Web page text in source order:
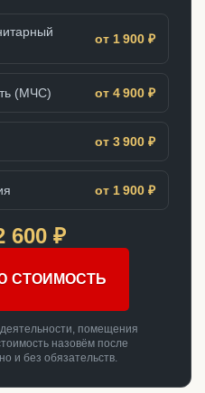
от 1 900 ₽
(МЧС) от 4 900 ₽
от 3 900 ₽
от 1 900 ₽
600 ₽
СТОИМОСТЬ
помещения
назовём после
и без обязательств.